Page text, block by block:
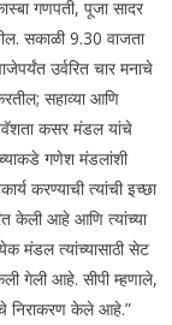
गणपती, पूजा सादर
सकाळी 9.30 वाजता
उर्वरित चार मनाचे
सहाव्या आणि
ट्वॅशता कसर मंडल यांचे
गणेश मंडलांशी
करण्याची त्यांची इच्छा
केली आहे आणि त्यांच्या
मंडल त्यांच्यासाठी सेट
गेली आहे. सीपी म्हणाले,
निराकरण केले आहे.”